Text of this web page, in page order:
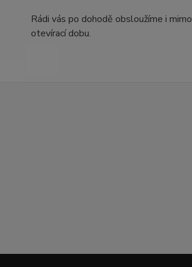
Rádi vás po dohodě obsloužíme i mimo
otevírací dobu.